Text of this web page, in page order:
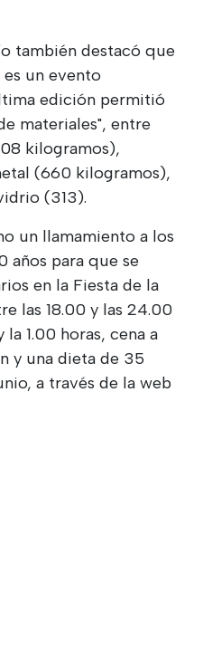
también destacó que
es un evento
edición permitió
materiales", entre
kilogramos),
(660 kilogramos),
(313).
un llamamiento a los
años para que se
en la Fiesta de la
las 18.00 y las 24.00
la 1.00 horas, cena a
y una dieta de 35
a través de la web